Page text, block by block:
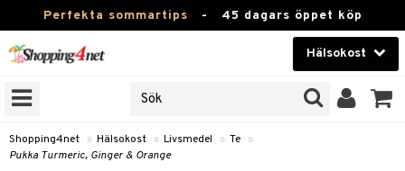
Perfekta sommartips - 45 dagars öppet köp
Hälsokost
Skönhet
Kontaktlinser
Shopping4net » Hälsokost » Livsmedel » Te »
Pukka Turmeric, Ginger & Orange